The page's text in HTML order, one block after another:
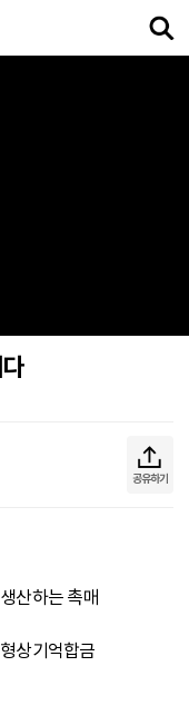
공유하기
산하는 촉매
상기억합금